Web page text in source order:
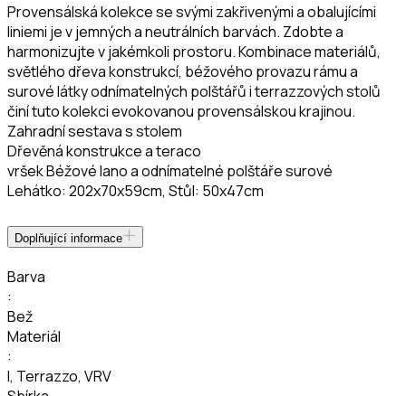
Provensálská kolekce se svými zakřivenými a obalujícími
liniemi je v jemných a neutrálních barvách. Zdobte a
harmonizujte v jakémkoli prostoru. Kombinace materiálů,
světlého dřeva konstrukcí, béžového provazu rámu a
surové látky odnímatelných polštářů i terrazzových stolů
činí tuto kolekci evokovanou provensálskou krajinou.
Zahradní sestava s stolem
Dřevěná konstrukce a teraco
vršek Béžové lano a odnímatelné polštáře surové
Lehátko: 202x70x59cm, Stůl: 50x47cm
Doplňující informace
Barva
:
Bež
Materiál
:
I, Terrazzo, VRV